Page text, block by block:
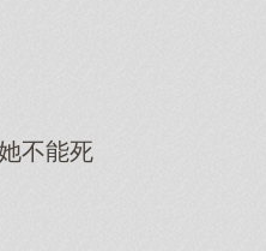
不能死